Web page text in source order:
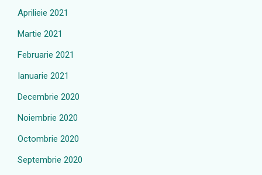
Aprilieie 2021
Martie 2021
Februarie 2021
Ianuarie 2021
Decembrie 2020
Noiembrie 2020
Octombrie 2020
Septembrie 2020